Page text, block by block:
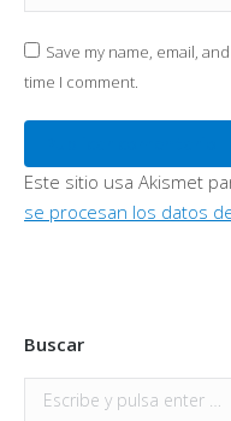
Save my name, email,
time I comment.
Este sitio usa Akismet
se procesan los datos
Buscar
Buscar: